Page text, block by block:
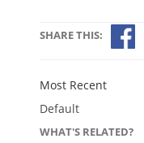
SHARE THIS:
Most Recent
Default
WHAT'S RELATED?